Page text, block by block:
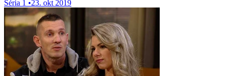
Séria 1 •23. okt 2019